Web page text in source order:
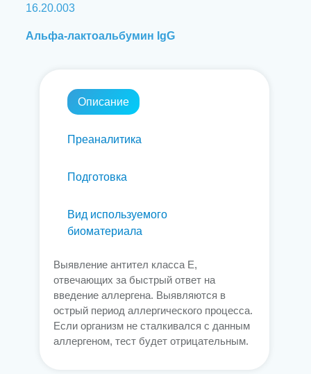
16.20.003
Альфа-лактоальбумин IgG
Описание
Преаналитика
Подготовка
Вид используемого
биоматериала
Выявление антител класса Е,
отвечающих за быстрый ответ на
введение аллергена. Выявляются в
острый период аллергического процесса.
Если организм не сталкивался с данным
аллергеном, тест будет отрицательным.